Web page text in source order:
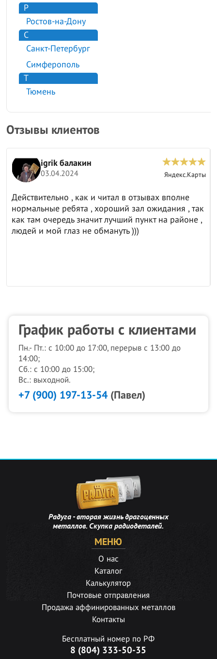
Р
Ростов-на-Дону
С
Санкт-Петербург
Симферополь
Т
Тюмень
Отзывы клиентов
Яндекс.Карты
в отзывах вполне
зал ожидания , так
лучший пункт на районе ,
)))
Анатолий И.
15.03.2024
Отличная компания 👍
График работы с клиентами
Пн.- Пт.: с 10:00 до 17:00, перерыв с 13:00 до
14:00;
Сб.: с 10:00 до 15:00;
Вс.: выходной.
+7 (900) 197-13-54(Павел)
Радуга - вторая жизнь драгоценных
металлов. Скупка радиодеталей.
МЕНЮ
О нас
Каталог
Калькулятор
Почтовые отправления
Продажа аффинированных металлов
Контакты
Бесплатный номер по РФ
8 (804) 333-50-35